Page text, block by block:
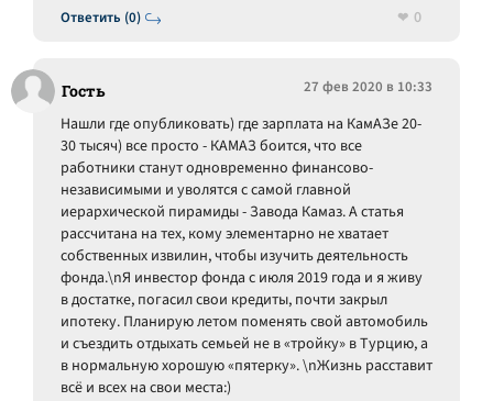
Ответить (0)
0
Гость 27 фев 2020 в 10:33
Нашли где опубликовать) где зарплата на КамАЗе 20-
30 тысяч) все просто - КАМАЗ боится, что все
работники станут одновременно финансово-
независимыми и уволятся с самой главной
иерархической пирамиды - Завода Камаз. А статья
рассчитана на тех, кому элементарно не хватает
собственных извилин, чтобы изучить деятельность
фонда.\nЯ инвестор фонда с июля 2019 года и я живу
в достатке, погасил свои кредиты, почти закрыл
ипотеку. Планирую летом поменять свой автомобиль
и съездить отдыхать семьей не в «тройку» в Турцию, а
в нормальную хорошую «пятерку». \nЖизнь расставит
всё и всех на свои места:)